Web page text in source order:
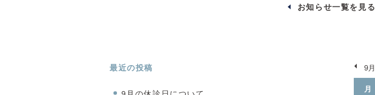
お知らせ一覧を見る
最近の投稿
月
9月